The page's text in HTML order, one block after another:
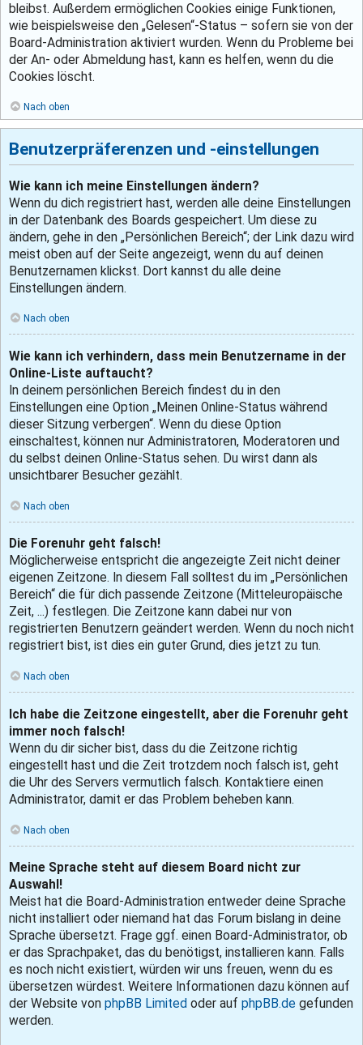
bleibst. Außerdem ermöglichen Cookies einige Funktionen,
wie beispielsweise den „Gelesen“-Status – sofern sie von der
Board-Administration aktiviert wurden. Wenn du Probleme bei
der An- oder Abmeldung hast, kann es helfen, wenn du die
Cookies löscht.
Nach oben
Benutzerpräferenzen und -einstellungen
Wie kann ich meine Einstellungen ändern?
Wenn du dich registriert hast, werden alle deine Einstellungen
in der Datenbank des Boards gespeichert. Um diese zu
ändern, gehe in den „Persönlichen Bereich“; der Link dazu wird
meist oben auf der Seite angezeigt, wenn du auf deinen
Benutzernamen klickst. Dort kannst du alle deine
Einstellungen ändern.
Nach oben
Wie kann ich verhindern, dass mein Benutzername in der
Online-Liste auftaucht?
In deinem persönlichen Bereich findest du in den
Einstellungen eine Option „Meinen Online-Status während
dieser Sitzung verbergen“. Wenn du diese Option
einschaltest, können nur Administratoren, Moderatoren und
du selbst deinen Online-Status sehen. Du wirst dann als
unsichtbarer Besucher gezählt.
Nach oben
Die Forenuhr geht falsch!
Möglicherweise entspricht die angezeigte Zeit nicht deiner
eigenen Zeitzone. In diesem Fall solltest du im „Persönlichen
Bereich“ die für dich passende Zeitzone (Mitteleuropäische
Zeit, ...) festlegen. Die Zeitzone kann dabei nur von
registrierten Benutzern geändert werden. Wenn du noch nicht
registriert bist, ist dies ein guter Grund, dies jetzt zu tun.
Nach oben
Ich habe die Zeitzone eingestellt, aber die Forenuhr geht
immer noch falsch!
Wenn du dir sicher bist, dass du die Zeitzone richtig
eingestellt hast und die Zeit trotzdem noch falsch ist, geht
die Uhr des Servers vermutlich falsch. Kontaktiere einen
Administrator, damit er das Problem beheben kann.
Nach oben
Meine Sprache steht auf diesem Board nicht zur
Auswahl!
Meist hat die Board-Administration entweder deine Sprache
nicht installiert oder niemand hat das Forum bislang in deine
Sprache übersetzt. Frage ggf. einen Board-Administrator, ob
er das Sprachpaket, das du benötigst, installieren kann. Falls
es noch nicht existiert, würden wir uns freuen, wenn du es
übersetzen würdest. Weitere Informationen dazu können auf
der Website von phpBB Limited oder auf phpBB.de gefunden
werden.